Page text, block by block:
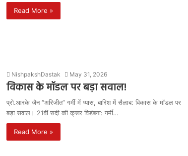
Read More »
NishpakshDastak May 31, 2026
विकास के मॉडल पर बड़ा सवाल!
प्रो.आरके जैन “अरिजीत” गर्मी में प्यास, बारिश में सैलाब: विकास के मॉडल पर
बड़ा सवाल। 21वीं सदी की क्रूर विडंबना: गर्मी…
Read More »